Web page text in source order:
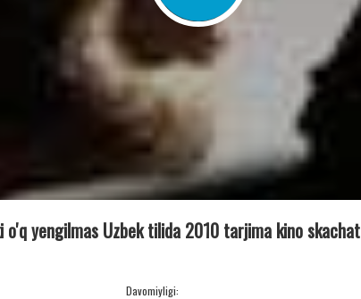
yengilmas Uzbek tilida 2010 tarjima kino skachat
Davomiyligi: